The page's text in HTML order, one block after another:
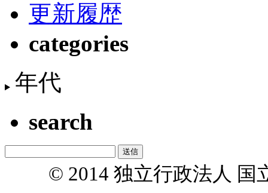
更新履歴
categories
年代
search
© 2014 独立行政法人 国